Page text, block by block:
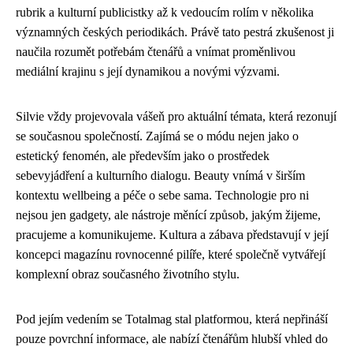
rubrik a kulturní publicistky až k vedoucím rolím v několika
významných českých periodikách. Právě tato pestrá zkušenost ji
naučila rozumět potřebám čtenářů a vnímat proměnlivou
mediální krajinu s její dynamikou a novými výzvami.
Silvie vždy projevovala vášeň pro aktuální témata, která rezonují
se současnou společností. Zajímá se o módu nejen jako o
estetický fenomén, ale především jako o prostředek
sebevyjádření a kulturního dialogu. Beauty vnímá v širším
kontextu wellbeing a péče o sebe sama. Technologie pro ni
nejsou jen gadgety, ale nástroje měnící způsob, jakým žijeme,
pracujeme a komunikujeme. Kultura a zábava představují v její
koncepci magazínu rovnocenné pilíře, které společně vytvářejí
komplexní obraz současného životního stylu.
Pod jejím vedením se Totalmag stal platformou, která nepřináší
pouze povrchní informace, ale nabízí čtenářům hlubší vhled do